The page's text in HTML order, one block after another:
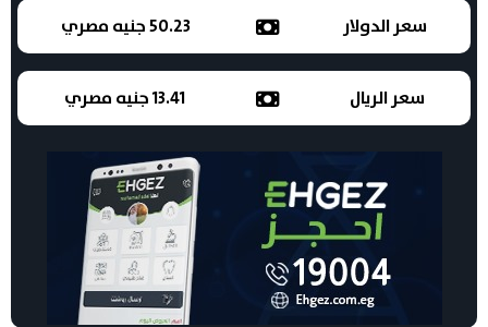
سعر الدولار 50.23 جنيه مصري
سعر الريال 13.41 جنيه مصري